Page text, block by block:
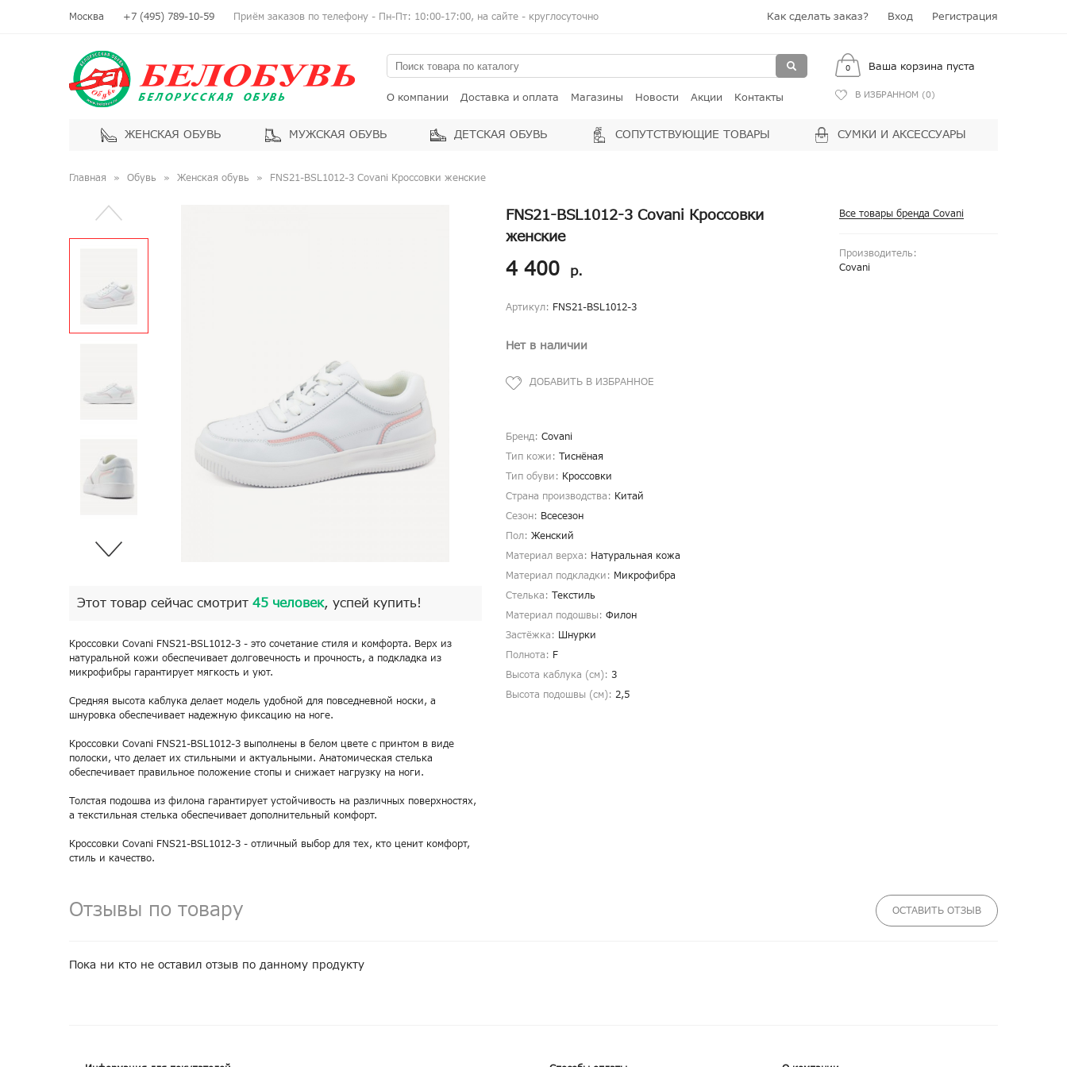
Москва +7 (495) 789-10-59 Приём заказов по телефону - Пн-Пт: 10:00-17:00, на сайте - круглосуточно Как сделать заказ? Вход Регистрация
О компании Доставка и оплата Магазины Новости Акции Контакты
0 Ваша корзина пуста
В ИЗБРАННОМ (0)
ЖЕНСКАЯ ОБУВЬ МУЖСКАЯ ОБУВЬ ДЕТСКАЯ ОБУВЬ СОПУТСТВУЮЩИЕ ТОВАРЫ СУМКИ И АКСЕССУАРЫ
Главная Обувь Женская обувь FNS21-BSL1012-3 Covani Кроссовки женские
Этот товар сейчас смотрит 45 человек, успей купить!
Кроссовки Covani FNS21-BSL1012-3 - это сочетание стиля и комфорта. Верх из
натуральной кожи обеспечивает долговечность и прочность, а подкладка из
микрофибры гарантирует мягкость и уют.
Средняя высота каблука делает модель удобной для повседневной носки, а
шнуровка обеспечивает надежную фиксацию на ноге.
Кроссовки Covani FNS21-BSL1012-3 выполнены в белом цвете с принтом в виде
полоски, что делает их стильными и актуальными. Анатомическая стелька
обеспечивает правильное положение стопы и снижает нагрузку на ноги.
Толстая подошва из филона гарантирует устойчивость на различных поверхностях,
а текстильная стелька обеспечивает дополнительный комфорт.
Кроссовки Covani FNS21-BSL1012-3 - отличный выбор для тех, кто ценит комфорт,
стиль и качество.
Все товары бренда Covani
Производитель:
Covani
FNS21-BSL1012-3 Covani Кроссовки
женские
4 400 р.
Артикул: FNS21-BSL1012-3
Нет в наличии
Бренд: Covani
Тип кожи: Тиснёная
Тип обуви: Кроссовки
Страна производства: Китай
Сезон: Всесезон
Пол: Женский
Материал верха: Натуральная кожа
Материал подкладки: Микрофибра
Стелька: Текстиль
Материал подошвы: Филон
Застёжка: Шнурки
Полнота: F
Высота каблука (см): 3
Высота подошвы (см): 2,5
Отзывы по товару ОСТАВИТЬ ОТЗЫВ
Пока ни кто не оставил отзыв по данному продукту